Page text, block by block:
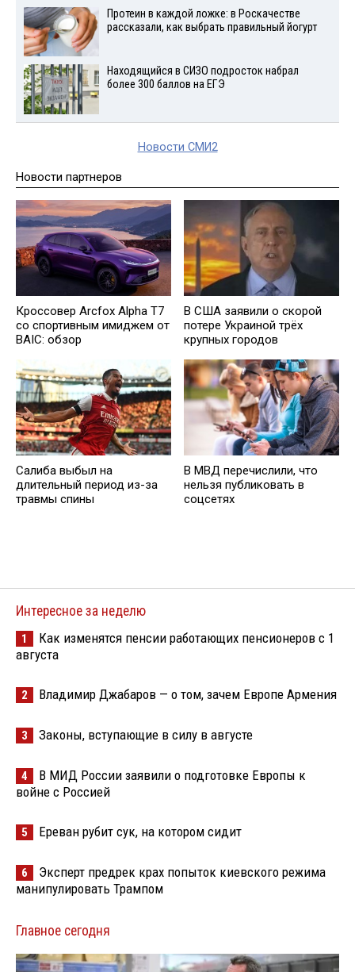
Протеин в каждой ложке: в Роскачестве
рассказали, как выбрать правильный йогурт
Находящийся в СИЗО подросток набрал
более 300 баллов на ЕГЭ
Новости СМИ2
Новости партнеров
Кроссовер Arcfox Alpha T7
со спортивным имиджем от
BAIC: обзор
В США заявили о скорой
потере Украиной трёх
крупных городов
Салиба выбыл на
длительный период из-за
травмы спины
В МВД перечислили, что
нельзя публиковать в
соцсетях
Интересное за неделю
1
Как изменятся пенсии работающих пенсионеров с 1
августа
2 Владимир Джабаров — о том, зачем Европе Армения
3 Законы, вступающие в силу в августе
4
В МИД России заявили о подготовке Европы к
войне с Россией
5 Ереван рубит сук, на котором сидит
6
Эксперт предрек крах попыток киевского режима
манипулировать Трампом
Главное сегодня